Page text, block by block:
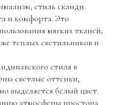
стиль сканди
и комфорта. Это
мягких тканей,
теплых светильников и
стиля в
светлые оттенки,
выделяется белый цвет.
атмосферы простора